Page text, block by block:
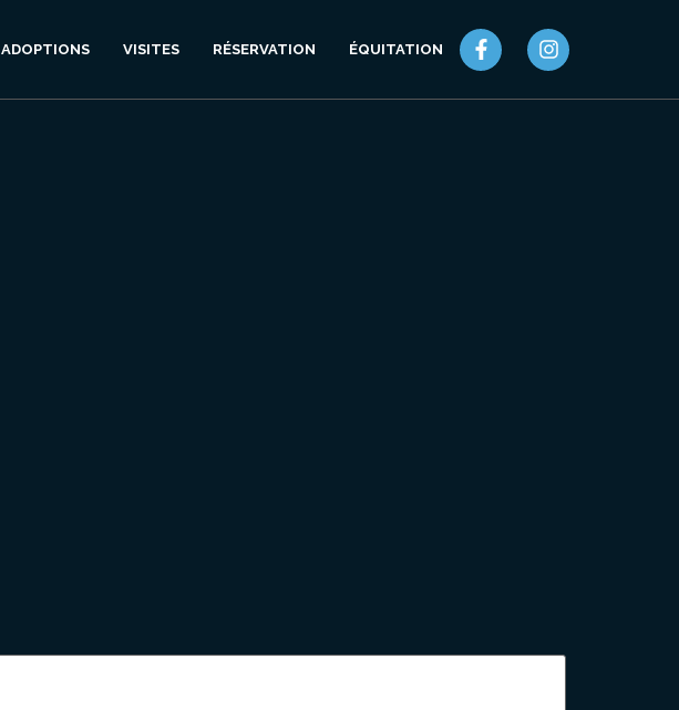
ADOPTIONS VISITES RÉSERVATION ÉQUITATION